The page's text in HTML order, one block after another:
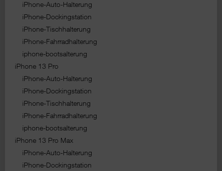
iPhone-Auto-Halterung
iPhone-Dockingstation
iPhone-Tischhalterung
iPhone-Fahrradhalterung
iphone-bootsalterung
iPhone 13 Pro
iPhone-Auto-Halterung
iPhone-Dockingstation
iPhone-Tischhalterung
iPhone-Fahrradhalterung
iphone-bootsalterung
iPhone 13 Pro Max
iPhone-Auto-Halterung
iPhone-Dockingstation